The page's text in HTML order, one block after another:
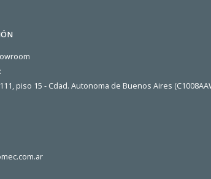
piso 15 - Cdad. Autonoma de Buenos Aires